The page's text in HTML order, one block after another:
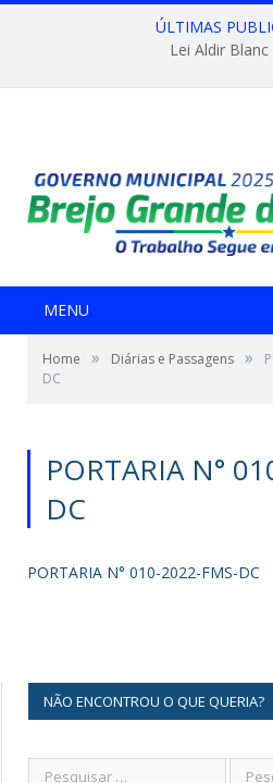
ÚLTIMAS
Lei Aldir Blanc
MENU
Home » Diárias e Passagens »
DC
PORTARIA N°
DC
PORTARIA N° 010-2022-FMS-DC
NÃO ENCONTROU O QUE QUERIA?